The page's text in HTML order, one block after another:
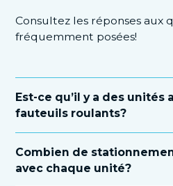
Consultez les réponses aux
fréquemment posées!
Est-ce qu’il y a des unités
fauteuils roulants?
personnes à mobilité réduite.
d’une ou de deux chambres
Combien de
avec chaque unité?